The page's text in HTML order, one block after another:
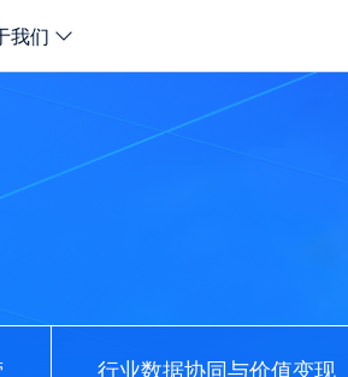
我们
行业数据协同与价值变现